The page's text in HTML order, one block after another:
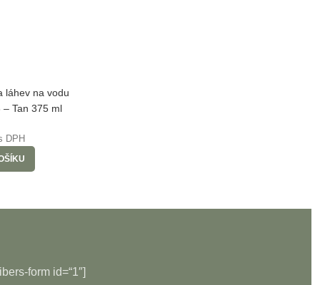
láhev na vodu
– Tan 375 ml
DPH
form id=“1″]